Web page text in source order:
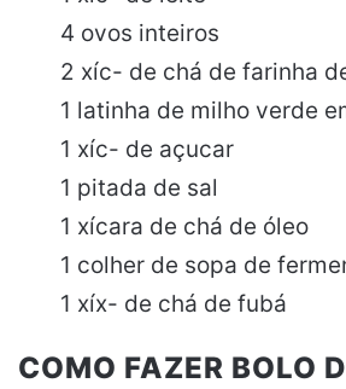
4 ovos inteiros
2 xíc- de chá de farinha
1 latinha de milho verde
1 xíc- de açucar
1 pitada de sal
1 xícara de chá de óleo
1 colher de sopa de
1 xíx- de chá de fubá
COMO FAZER BOLO